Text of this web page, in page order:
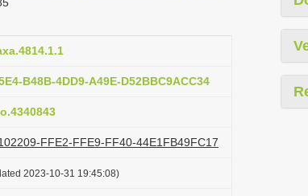
B48B-4DD9-A49E-D52BBC9ACC34
FFE2-FFE9-FF40-44E1FB49FC17
2023-10-31 19:45:08)